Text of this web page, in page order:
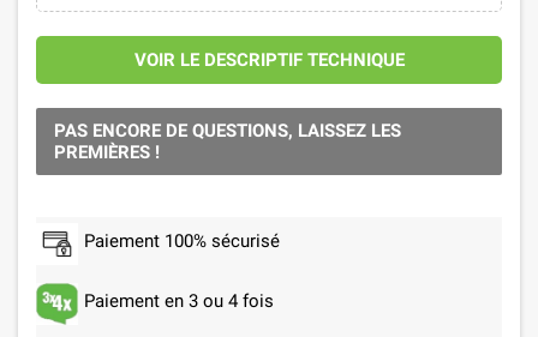
VOIR LE DESCRIPTIF TECHNIQUE
PAS ENCORE DE QUESTIONS, LAISSEZ LES
PREMIÈRES !
Paiement 100% sécurisé
Paiement en 3 ou 4 fois